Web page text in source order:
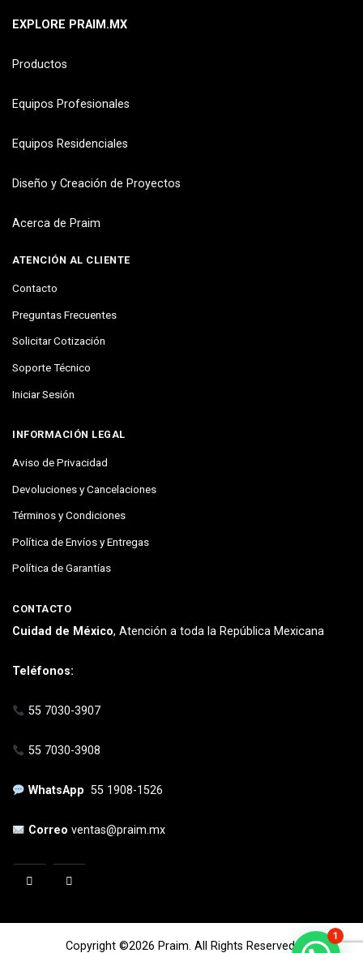
EXPLORE PRAIM.MX
Productos
Equipos Profesionales
Equipos Residenciales
Diseño y Creación de Proyectos
Acerca de Praim
ATENCIÓN AL CLIENTE
Contacto
Preguntas Frecuentes
Solicitar Cotización
Soporte Técnico
Iniciar Sesión
INFORMACIÓN LEGAL
Aviso de Privacidad
Devoluciones y Cancelaciones
Términos y Condiciones
Política de Envíos y Entregas
Política de Garantías
CONTACTO
Cuidad de México, Atención a toda la República Mexicana
Teléfonos:
55 7030-3907
55 7030-3908
WhatsApp55 1908-1526
Correoventas@praim.mx
Copyright ©2026 Praim. All Rights Reserved.
1